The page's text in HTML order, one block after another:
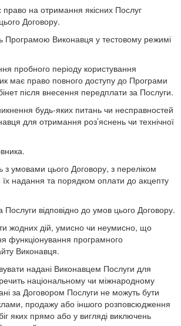
на отримання якісних Послуг
Договору.
Програмою Виконавця у тестовому режимі
пробного періоду користування
має право повного доступу до Програми
після внесення передплати за Послуги.
будь-яких питань чи несправностей
для отримання роз’яснень чи технічної
умовами цього Договору, з переліком
надання та порядком оплати до акцепту
відповідно до умов цього Договору.
жодних дій, умисно чи неумисно, що
функціонування програмного
Виконавця.
надані Виконавцем Послуги для
національному чи міжнародному
за Договором Послуги не можуть бути
продажу або іншого розповсюдження
яких прямо або у вигляді виключень